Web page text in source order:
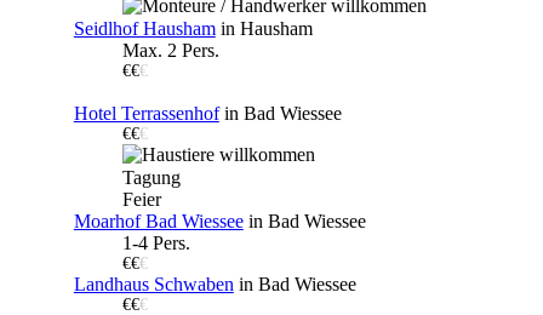
Seidlhof Haushamin Hausham
Max. 2 Pers.
€€€
Hotel Terrassenhofin Bad Wiessee
€€€
Tagung
Feier
Moarhof Bad Wiesseein Bad Wiessee
1-4 Pers.
€€€
Landhaus Schwaben in Bad Wiessee
€€€